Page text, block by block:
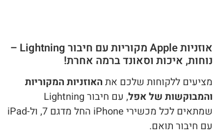
אוזניות Apple מקוריות עם חיבור Lightning –
נוחות, איכות וסאונד ברמה אחרת!
מציעים ללקוחות שלכם את האוזניות המקוריות
והמבוקשות של אפל
, עם חיבור Lightning
שמתאים לכל מכשירי iPhone החל מדגם 7, ול-iPad
עם חיבור תואם.